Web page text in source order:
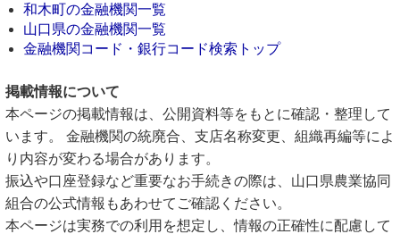
和木町の金融機関一覧
山口県の金融機関一覧
金融機関コード・銀行コード検索トップ
掲載情報について
本ページの掲載情報は、公開資料等をもとに確認・整理して
います。 金融機関の統廃合、支店名称変更、組織再編等によ
り内容が変わる場合があります。
振込や口座登録など重要なお手続きの際は、山口県農業協同
組合の公式情報もあわせてご確認ください。
本ページは実務での利用を想定し、情報の正確性に配慮して